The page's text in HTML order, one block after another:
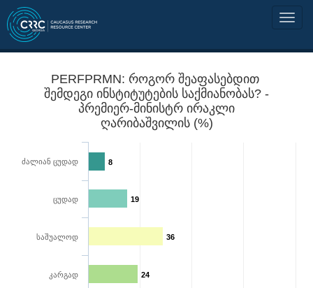
PERFPRMN: როგორ შეაფასებდით
შემდეგი ინსტიტუტების საქმიანობას? -
პრემიერ-მინისტრ ირაკლი
ღარიბაშვილის (%)
8
19
36
24
ძალიან ცუდად
ცუდად
საშუალოდ
კარგად